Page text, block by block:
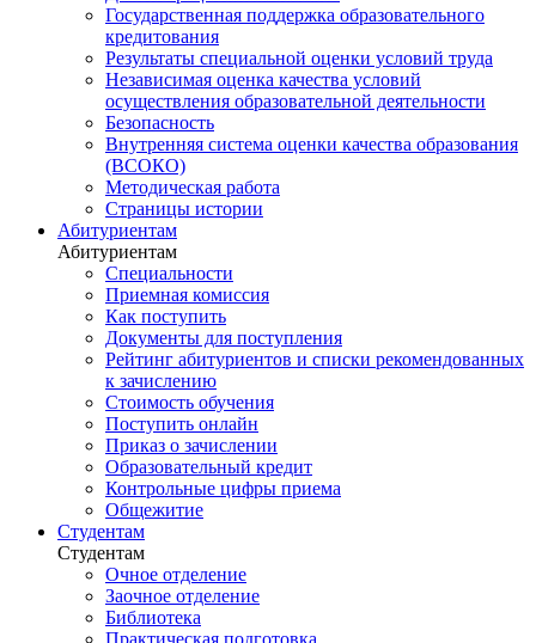
Государственная поддержка образовательного
кредитования
Результаты специальной оценки условий труда
Независимая оценка качества условий
осуществления образовательной деятельности
Безопасность
Внутренняя система оценки качества образования
(ВСОКО)
Методическая работа
Страницы истории
Абитуриентам
Абитуриентам
Специальности
Приемная комиссия
Как поступить
Документы для поступления
Рейтинг абитуриентов и списки рекомендованных
к зачислению
Стоимость обучения
Поступить онлайн
Приказ о зачислении
Образовательный кредит
Контрольные цифры приема
Общежитие
Студентам
Студентам
Очное отделение
Заочное отделение
Библиотека
Практическая подготовка